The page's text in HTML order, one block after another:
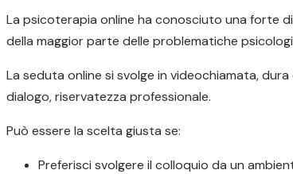
La psicoterapia online ha conosciuto una forte
della maggior parte delle problematiche
La seduta online si svolge in videochiamata,
dialogo, riservatezza professionale.
Può essere la scelta giusta se:
Preferisci svolgere il colloquio da un